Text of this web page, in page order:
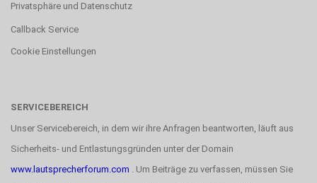
Privatsphäre und Datenschutz
Callback Service
Cookie Einstellungen
SERVICEBEREICH
Unser Servicebereich, in dem wir ihre Anfragen beantworten, läuft aus
Sicherheits- und Entlastungsgründen unter der Domain
www.lautsprecherforum.com . Um Beiträge zu verfassen, müssen Sie